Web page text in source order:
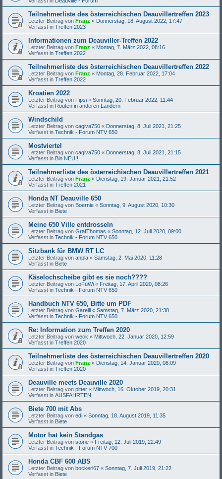
Teilnehmerliste des österreichischen Deauvillertreffen 2023
Letzter Beitrag von Franz « Donnerstag, 18. August 2022, 17:47
Verfasst in Treffen 2023
Informationen zum Deauviller-Treffen 2022
Letzter Beitrag von Franz « Montag, 7. März 2022, 08:16
Verfasst in Treffen 2022
Teilnehmerliste des österreichischen Deauvillertreffen 2022
Letzter Beitrag von Franz « Montag, 28. Februar 2022, 17:04
Verfasst in Treffen 2022
Kroatien 2022
Letzter Beitrag von Fipsi « Sonntag, 20. Februar 2022, 11:44
Verfasst in Routen in anderen Ländern
Windschild
Letzter Beitrag von cagiva750 « Donnerstag, 8. Juli 2021, 21:25
Verfasst in Technik - Forum NTV 650
Mostviertel
Letzter Beitrag von cagiva750 « Donnerstag, 8. Juli 2021, 21:15
Verfasst in Bin NEU!!
Teilnehmerliste des österreichischen Deauvillertreffen 2021
Letzter Beitrag von Franz « Dienstag, 19. Januar 2021, 21:52
Verfasst in Treffen 2021
Honda NT Deauville 650
Letzter Beitrag von Boernie « Sonntag, 9. August 2020, 10:30
Verfasst in Biete
Meine 650 Ville entdrosseln
Letzter Beitrag von GrafThomas « Sonntag, 12. Juli 2020, 09:00
Verfasst in Technik - Forum NTV 650
Sitzbank für BMW RT LC
Letzter Beitrag von anpla « Samstag, 2. Mai 2020, 11:28
Verfasst in Biete
Käselochscheibe gibt es sie noch????
Letzter Beitrag von LoFüWi « Freitag, 17. April 2020, 08:26
Verfasst in Technik - Forum NTV 650
Handbuch NTV 650, Bitte um PDF
Letzter Beitrag von Garelli « Samstag, 7. März 2020, 21:38
Verfasst in Technik - Forum NTV 650
Re: Information zum Treffen 2020
Letzter Beitrag von weck « Mittwoch, 22. Januar 2020, 12:59
Verfasst in Treffen 2020
Teilnehmerliste des österreichischen Deauvillertreffen 2020
Letzter Beitrag von Franz « Dienstag, 14. Januar 2020, 08:09
Verfasst in Treffen 2020
Deauville meets Deauville 2020
Letzter Beitrag von pitter « Mittwoch, 16. Oktober 2019, 20:31
Verfasst in AUSFAHRTEN
Biete 700 mit Abs
Letzter Beitrag von edi « Sonntag, 18. August 2019, 11:35
Verfasst in Biete
Motor hat kein Standgas
Letzter Beitrag von stone « Freitag, 12. Juli 2019, 22:49
Verfasst in Technik - Forum NTV 700
Honda CBF 600 ABS
Letzter Beitrag von bockerl67 « Sonntag, 7. Juli 2019, 21:22
Verfasst in Biete